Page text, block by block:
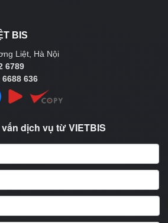
BIS
Liệt, Hà Nội
6789
6688 636
dịch vụ từ VIETBIS